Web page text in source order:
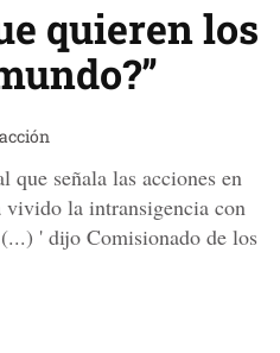
quieren los
que señala las acciones en
vivido la intransigencia con
' dijo Comisionado de los